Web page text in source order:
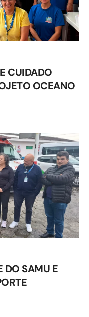
CUIDADO
OCEANO
DO SAMU E